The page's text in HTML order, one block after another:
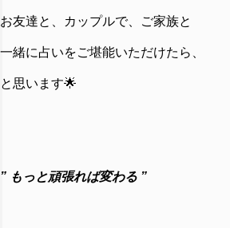
お友達と、カップルで、ご家族と
一緒に占いをご堪能いただけたら、
と思います🌟
” もっと頑張れば変わる ”